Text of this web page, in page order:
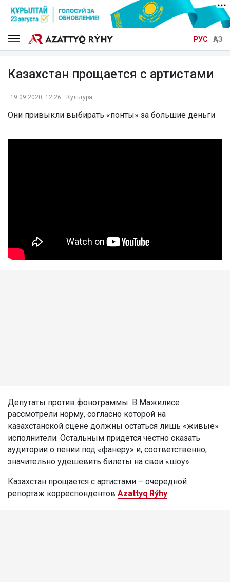
РУС ҚАЗ
Казахстан прощается с артистами
19.09.2020, 12:26 Культура
Они привыкли выбирать «понты» за большие деньги
Депутаты против фонограммы. В Мажилисе
рассмотрели норму, согласно которой на
казахстанской сцене должны остаться лишь «живые»
исполнители. Остальным придется честно сказать
аудитории о пении под «фанеру» и, соответственно,
значительно удешевить билеты на свои «шоу».
Казахстан прощается с артистами – очередной
репортаж корреспондентов Azattyq Rýhy.